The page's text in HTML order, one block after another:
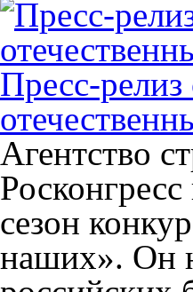
Пресс-релиз
Агентство
сезон
наших». Он